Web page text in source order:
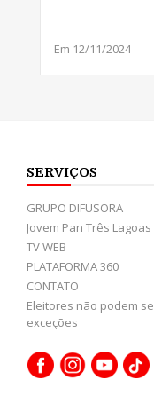
Em 12/11/2024
SERVIÇOS
GRUPO DIFUSORA
Jovem Pan Três Lagoas
TV WEB
PLATAFORMA 360
CONTATO
Eleitores não podem
exceções